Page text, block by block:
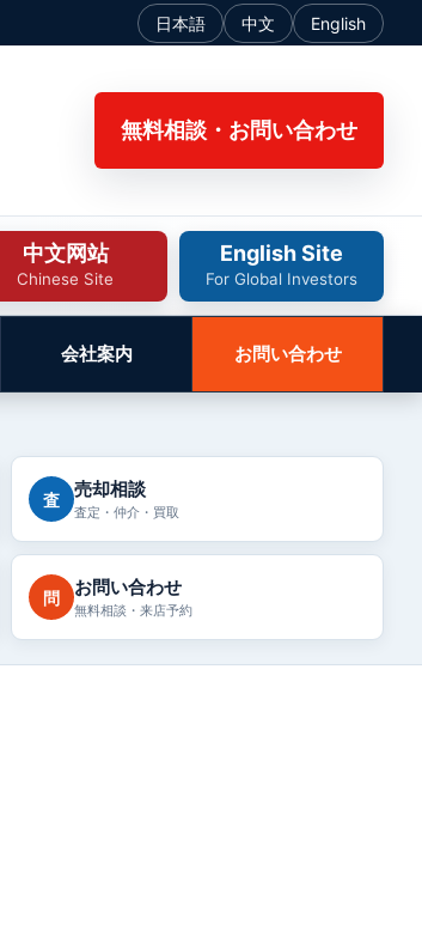
日本語 中文 English
無料相談・お問い合わせ
中文网站
Chinese Site
English Site
For Global Investors
会社案内 お問い合わせ
査 売却相談
査定・仲介・買取
問 お問い合わせ
無料相談・来店予約